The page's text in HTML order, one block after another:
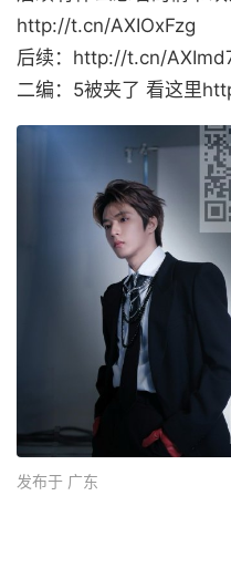
http://t.cn/AXIOxFzg
后续：http://t.cn/
二编：5被夹了 看这里
发布于 广东